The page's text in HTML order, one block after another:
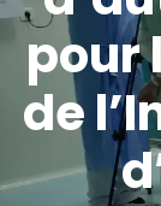
pour
de